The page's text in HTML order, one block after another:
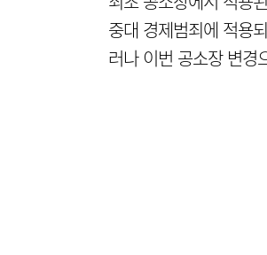
중대 경제범죄에 적용
러나 이번 공소장 변경